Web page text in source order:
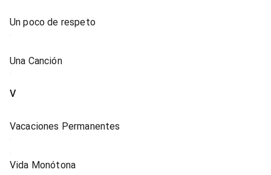
Un poco de respeto
Una Canción
V
Vacaciones Permanentes
Vida Monótona